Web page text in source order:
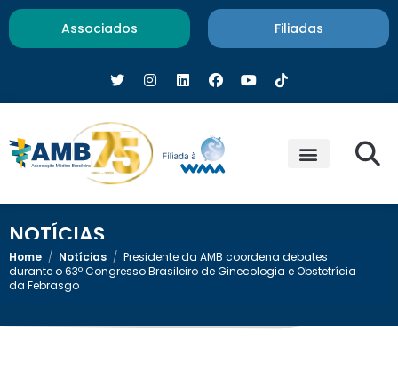
Associados Filiadas
NOTÍCIAS
Home / Notícias / Presidente da AMB coordena debates
durante o 63º Congresso Brasileiro de Ginecologia e Obstetrícia
da Febrasgo